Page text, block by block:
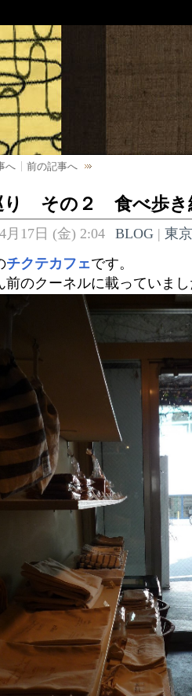
へ 前の記事へ
り その２ 食べ歩き
月17日 (金) 2:04 BLOG| 東京
チクテカフェです。
前のクーネルに載っていま